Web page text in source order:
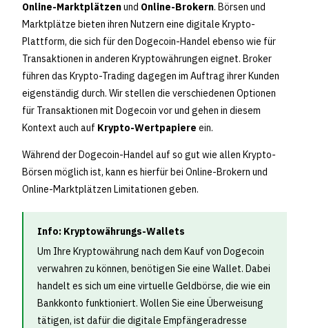
Online-Marktplätzenund Online-Brokern. Börsen und
Marktplätze bieten ihren Nutzern eine digitale Krypto-
Plattform, die sich für den Dogecoin-Handel ebenso wie für
Transaktionen in anderen Kryptowährungen eignet. Broker
führen das Krypto-Trading dagegen im Auftrag ihrer Kunden
eigenständig durch. Wir stellen die verschiedenen Optionen
für Transaktionen mit Dogecoin vor und gehen in diesem
Kontext auch auf Krypto-Wertpapiere ein.
Während der Dogecoin-Handel auf so gut wie allen Krypto-
Börsen möglich ist, kann es hierfür bei Online-Brokern und
Online-Marktplätzen Limitationen geben.
Info: Kryptowährungs-Wallets
Um Ihre Kryptowährung nach dem Kauf von Dogecoin
verwahren zu können, benötigen Sie eine Wallet. Dabei
handelt es sich um eine virtuelle Geldbörse, die wie ein
Bankkonto funktioniert. Wollen Sie eine Überweisung
tätigen, ist dafür die digitale Empfängeradresse